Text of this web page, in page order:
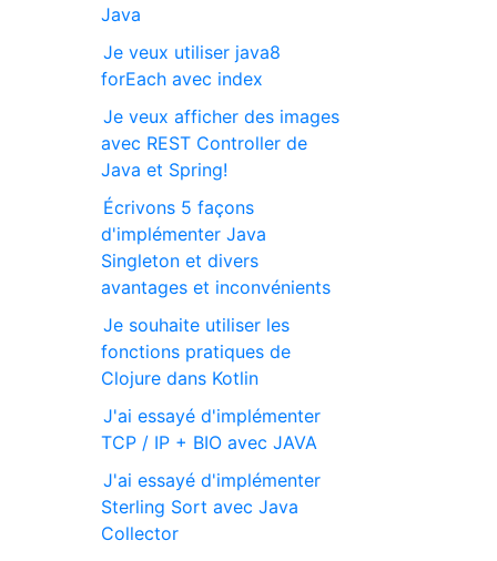
Java
Je veux utiliser java8
forEach avec index
Je veux afficher des images
avec REST Controller de
Java et Spring!
Écrivons 5 façons
d'implémenter Java
Singleton et divers
avantages et inconvénients
Je souhaite utiliser les
fonctions pratiques de
Clojure dans Kotlin
J'ai essayé d'implémenter
TCP / IP + BIO avec JAVA
J'ai essayé d'implémenter
Sterling Sort avec Java
Collector